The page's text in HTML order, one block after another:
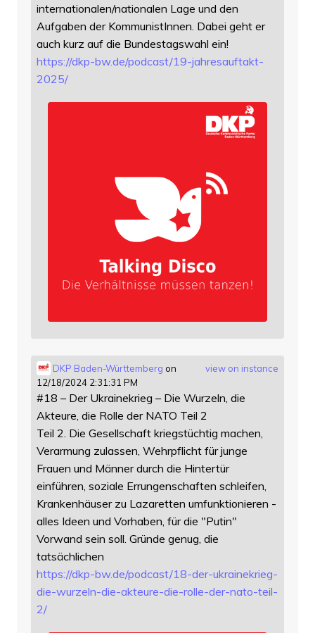
internationalen/nationalen Lage und den
Aufgaben der KommunistInnen. Dabei geht er
auch kurz auf die Bundestagswahl ein!
https://dkp-bw.de/podcast/19-jahresauftakt-
2025/
view on instance
DKP Baden-Württemberg on
12/18/2024 2:31:31 PM
#18 – Der Ukrainekrieg – Die Wurzeln, die
Akteure, die Rolle der NATO Teil 2
Teil 2. Die Gesellschaft kriegstüchtig machen,
Verarmung zulassen, Wehrpflicht für junge
Frauen und Männer durch die Hintertür
einführen, soziale Errungenschaften schleifen,
Krankenhäuser zu Lazaretten umfunktionieren -
alles Ideen und Vorhaben, für die "Putin"
Vorwand sein soll. Gründe genug, die
tatsächlichen
https://dkp-bw.de/podcast/18-der-ukrainekrieg-
die-wurzeln-die-akteure-die-rolle-der-nato-teil-
2/